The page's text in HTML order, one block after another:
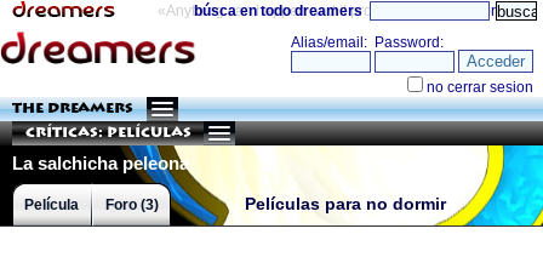
«Anything can happen and it probably will» directorio
búsca en todo dreamers
THE DREAMERS
Críticas: Películas
La salchicha peleona
Películas para no dormir
Película Foro (3)